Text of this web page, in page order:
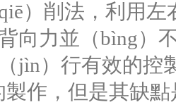
）削法，利用
向力並（bìng）
jìn）行有效的控
製作，但是其缺